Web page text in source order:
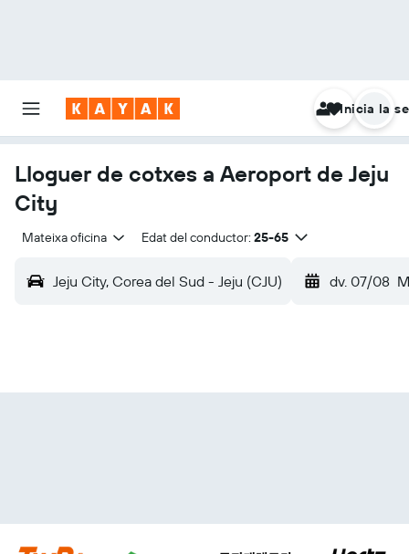
Inicia la
Lloguer de cotxes a Aeroport de Jeju
City
Mateixa oficina Edat del conductor: 25-65
Jeju City, Corea del Sud - Jeju (CJU) dv. 07/08